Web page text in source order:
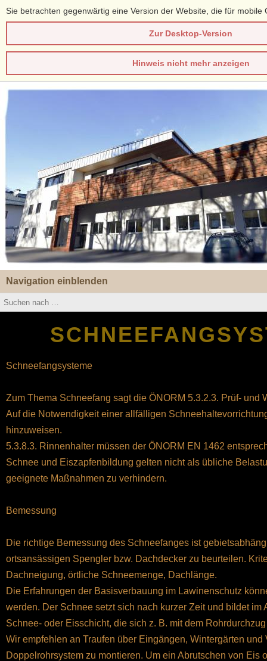
Sie betrachten gegenwärtig eine Version der Website, die für mobile
Zur Desktop-Version
Hinweis nicht mehr anzeigen
Navigation einblenden
Schneefangsysteme
Zum Thema Schneefang sagt die ÖNORM 5.3.2.3. Prüf- und
Auf die Notwendigkeit einer allfälligen
hinzuweisen.
5.3.8.3. Rinnenhalter müssen der ÖNORM EN 1462
Schnee und Eiszapfenbildung gelten nicht als übliche
geeignete Maßnahmen zu verhindern.
Bemessung
Die richtige Bemessung des Schneefanges ist
ortsansässigen Spengler bzw. Dachdecker zu beurteilen.
Dachneigung, örtliche Schneemenge, Dachlänge.
Die Erfahrungen der Basisverbauung im Lawinenschutz
werden. Der Schnee setzt sich nach kurzer Zeit und bildet im
Schnee- oder Eisschicht, die sich z. B. mit dem
Wir empfehlen an Traufen über Eingängen, Wintergärten und
Doppelrohrsystem zu montieren. Um ein Abrutschen von Eis